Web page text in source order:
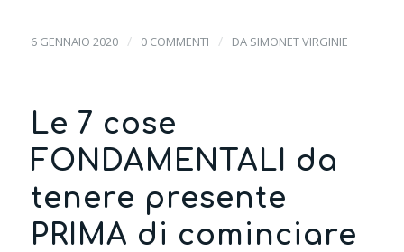
6 GENNAIO 2020 / 0 COMMENTI / DA SIMONET VIRGINIE
Le 7 cose
FONDAMENTALI da
tenere presente
PRIMA di cominciare